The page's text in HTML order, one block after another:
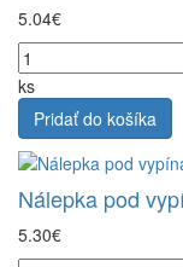
5.04€
ks
Pridať do košíka
Nálepka pod
5.30€